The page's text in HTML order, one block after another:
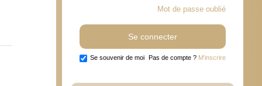
Mot de passe oublié
Se souvenir de moi Pas de compte ? M'inscrire